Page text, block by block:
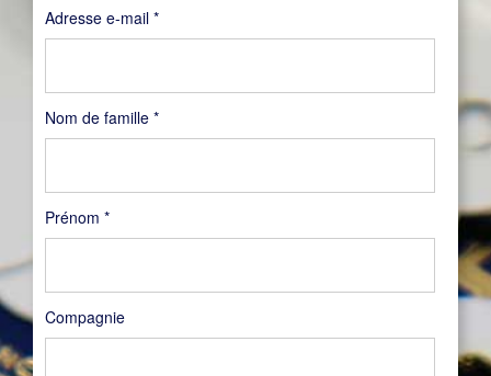
Nom de famille *
Prénom *
Compagnie
Adresse e-mail *Obligatoire